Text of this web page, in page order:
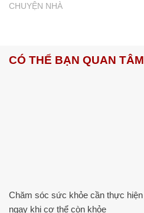
CHUYỆN NHÀ
CÓ THỂ BẠN QUAN TÂM
Chăm sóc sức khỏe cần thực hiện
ngay khi cơ thể còn khỏe